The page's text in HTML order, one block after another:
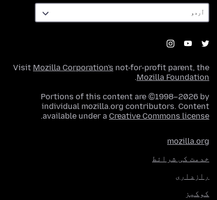
Visit Mozilla Corporation's not-for-profit parent, the
Mozilla Foundation
.
Portions of this content are ©1998–2026 by
individual mozilla.org contributors. Content
available under a Creative Commons license
.
mozilla.org
خدمت کی شرائط
رازداری
کوکیز